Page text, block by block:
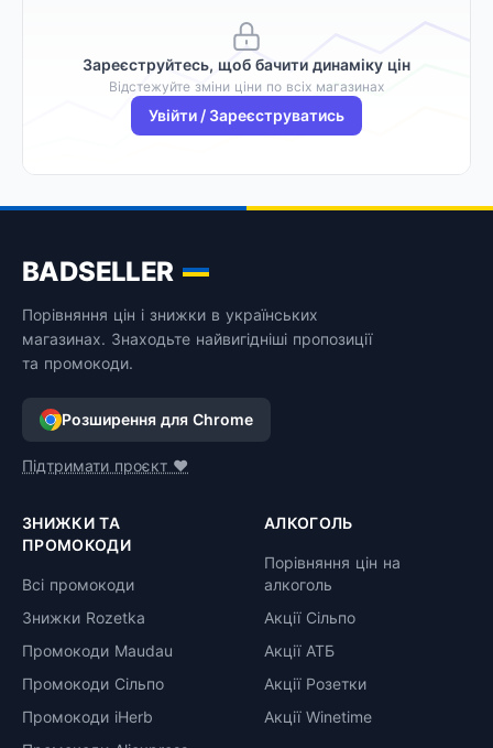
Зареєструйтесь, щоб бачити динаміку цін
Відстежуйте зміни ціни по всіх магазинах
Увійти / Зареєструватись
BADSELLER
Порівняння цін і знижки в українських
магазинах. Знаходьте найвигідніші пропозиції
та промокоди.
Розширення для Chrome
Підтримати проєкт ❤️
ЗНИЖКИ ТА
ПРОМОКОДИ
Всі промокоди
Знижки Rozetka
Промокоди Maudau
Промокоди Сільпо
Промокоди iHerb
АЛКОГОЛЬ
Порівняння цін на
алкоголь
Акції Сільпо
Акції АТБ
Акції Розетки
Акції Winetime